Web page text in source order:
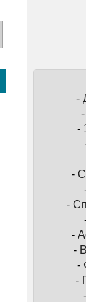
-
-
-
-
-
-
-
-
-
-